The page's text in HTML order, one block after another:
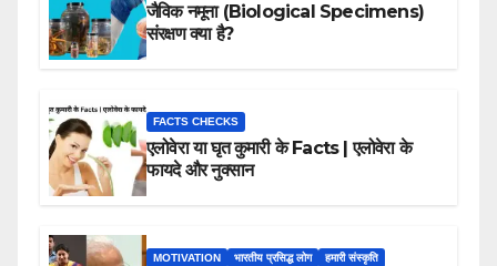
जैविक नमूना (Biological Specimens)
संरक्षण क्या है?
FACTS CHECKS
एलोवेरा या घृत कुमारी के Facts | एलोवेरा के
फायदे और नुक्सान
MOTIVATION भारतीय प्रसिद्ध लोग हमारी संस्कृति